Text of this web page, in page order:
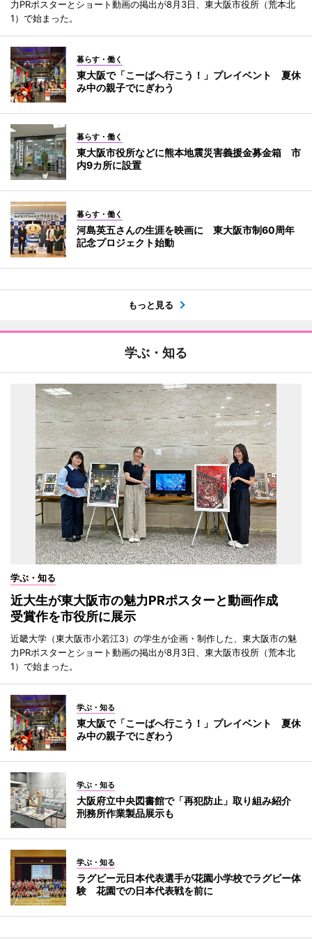
力PRポスターとショート動画の掲出が8月3日、東大阪市役所（荒本北
1）で始まった。
暮らす・働く
東大阪で「こーばへ行こう！」プレイベント 夏休
み中の親子でにぎわう
暮らす・働く
東大阪市役所などに熊本地震災害義援金募金箱 市
内9カ所に設置
暮らす・働く
河島英五さんの生涯を映画に 東大阪市制60周年
記念プロジェクト始動
もっと見る
学ぶ・知る
学ぶ・知る
近大生が東大阪市の魅力PRポスターと動画作成
受賞作を市役所に展示
近畿大学（東大阪市小若江3）の学生が企画・制作した、東大阪市の魅
力PRポスターとショート動画の掲出が8月3日、東大阪市役所（荒本北
1）で始まった。
学ぶ・知る
東大阪で「こーばへ行こう！」プレイベント 夏休
み中の親子でにぎわう
学ぶ・知る
大阪府立中央図書館で「再犯防止」取り組み紹介
刑務所作業製品展示も
学ぶ・知る
ラグビー元日本代表選手が花園小学校でラグビー体
験 花園での日本代表戦を前に